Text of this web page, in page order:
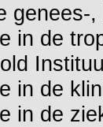
genees-
in de
in de
in de